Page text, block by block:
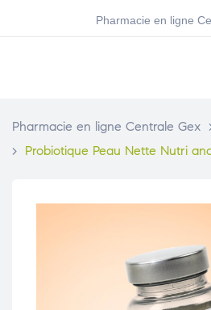
Pharmacie en ligne
Pharmacie en ligne Centrale Gex
> Probiotique Peau Nette Nutri